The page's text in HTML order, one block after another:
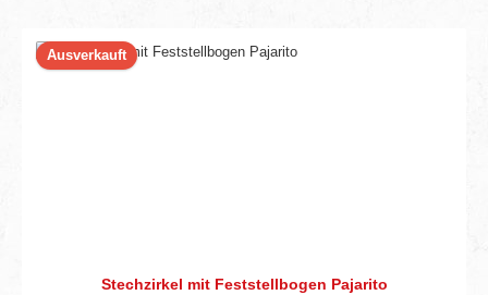
Ausverkauft
Stechzirkel mit Feststellbogen Pajarito